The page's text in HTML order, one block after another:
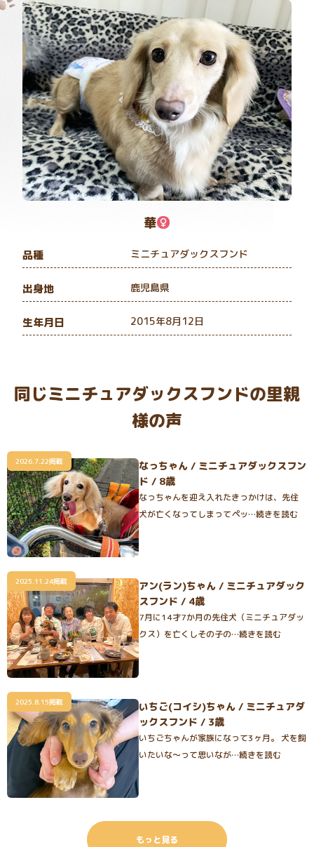
華
品種 ミニチュアダックスフンド
出身地 鹿児島県
生年月日 2015年8月12日
同じミニチュアダックスフンドの里親
様の声
2026.7.22掲載
なっちゃん / ミニチュアダックスフン
ド / 8歳
なっちゃんを迎え入れたきっかけは、先住
犬が亡くなってしまってペッ…続きを読む
2025.11.24掲載
アン(ラン)ちゃん / ミニチュアダック
スフンド / 4歳
7月に14才7か月の先住犬（ミニチュアダッ
クス）を亡くしその子の…続きを読む
2025.8.15掲載
いちご(コイシ)ちゃん / ミニチュアダ
ックスフンド / 3歳
いちごちゃんが家族になって3ヶ月。 犬を飼
いたいな〜って思いなが…続きを読む
もっと見る